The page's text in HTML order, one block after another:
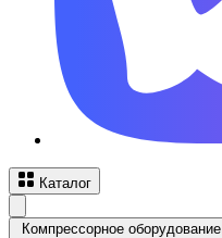
Каталог
Компрессорное оборудование